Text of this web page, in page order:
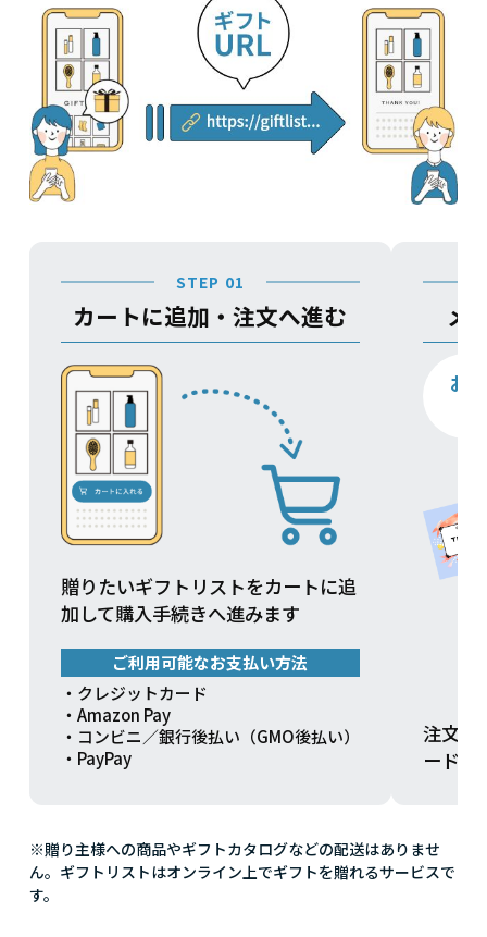
STEP 01
カートに追加・注文へ進む
贈りたいギフトリストをカートに追
加して購入手続きへ進みます
ご利用可能なお支払い方法
・クレジットカード
・Amazon Pay
・コンビニ／銀行後払い（GMO後払い）
・PayPay
メ
お
注文方
ードを
※贈り主様への商品やギフトカタログなどの配送はありませ
ん。ギフトリストはオンライン上でギフトを贈れるサービスで
す。